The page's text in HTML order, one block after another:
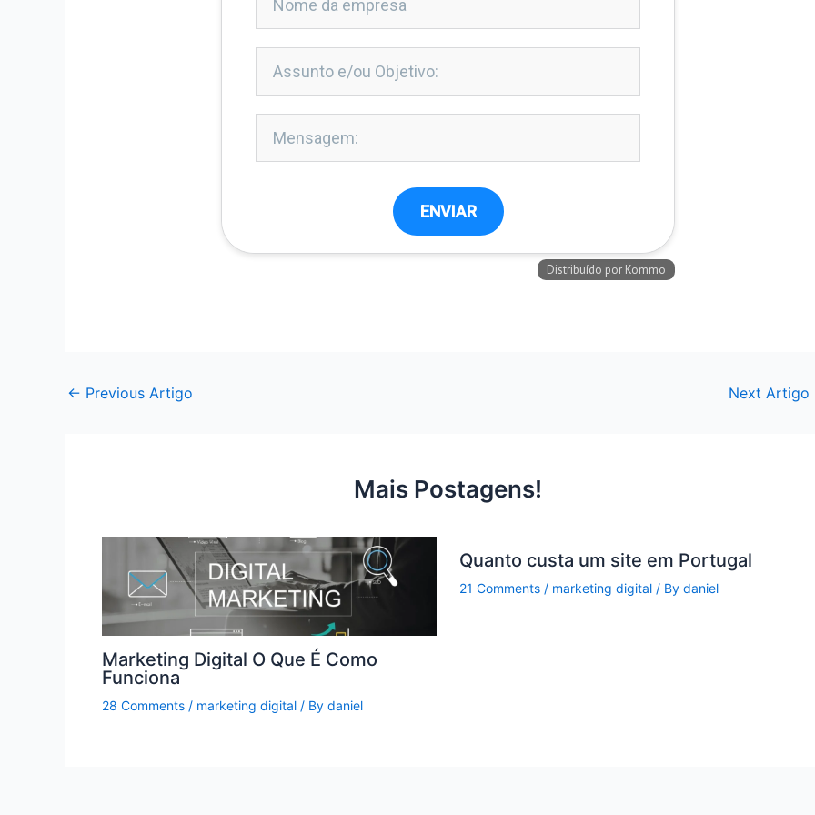
← Previous Artigo Next Artigo
Mais Postagens!
Marketing Digital O Que É Como
Funciona
28 Comments / marketing digital / By daniel
Quanto custa um site em Portugal
21 Comments / marketing digital/ By daniel